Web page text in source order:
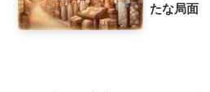
たな局面